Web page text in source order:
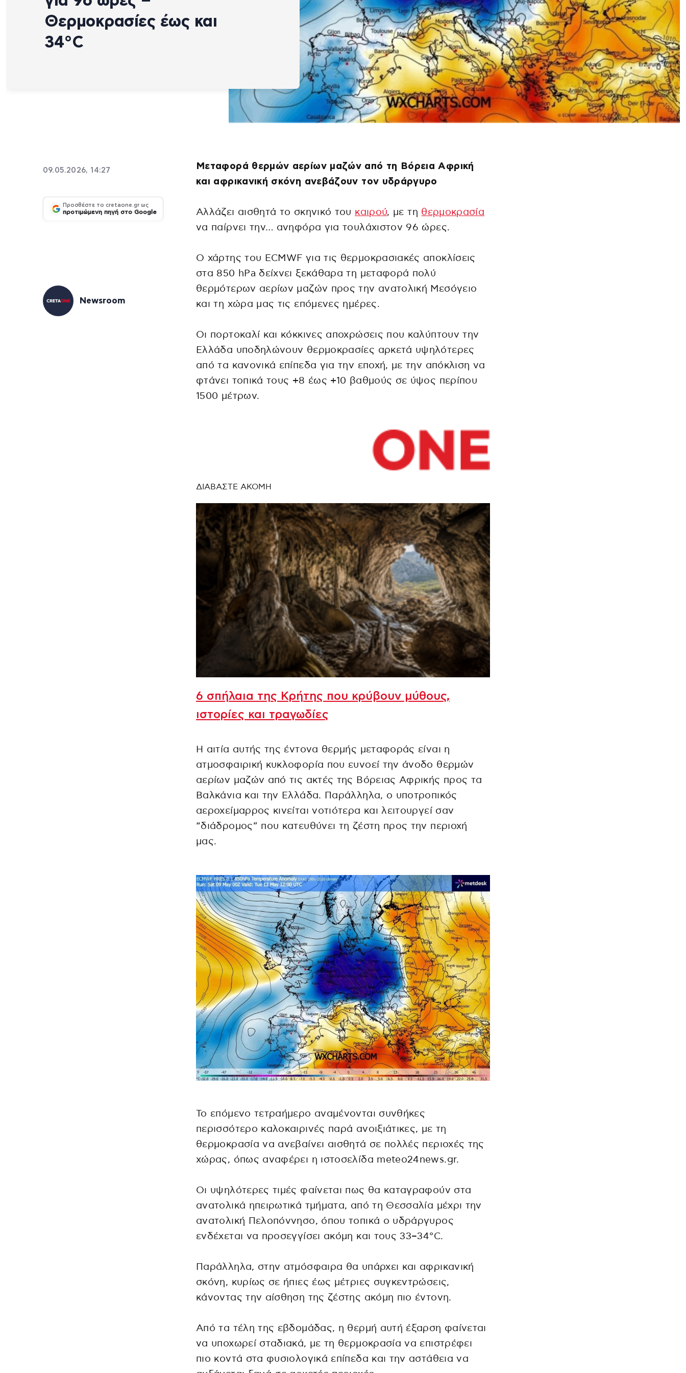
Θερμοκρασίες έως και
34°C
09.05.2026, 14:27
Προσθέστε το cretaone.gr ως
προτιμώμενη πηγή στο Google
Newsroom
Μεταφορά θερμών αερίων μαζών από τη Βόρεια Αφρική
και αφρικανική σκόνη ανεβάζουν τον υδράργυρο
Αλλάζει αισθητά το σκηνικό του καιρού, με τη θερμοκρασία
να παίρνει την… ανηφόρα για τουλάχιστον 96 ώρες.
Ο χάρτης του ECMWF για τις θερμοκρασιακές αποκλίσεις
στα 850 hPa δείχνει ξεκάθαρα τη μεταφορά πολύ
θερμότερων αερίων μαζών προς την ανατολική Μεσόγειο
και τη χώρα μας τις επόμενες ημέρες.
Οι πορτοκαλί και κόκκινες αποχρώσεις που καλύπτουν την
Ελλάδα υποδηλώνουν θερμοκρασίες αρκετά υψηλότερες
από τα κανονικά επίπεδα για την εποχή, με την απόκλιση να
φτάνει τοπικά τους +8 έως +10 βαθμούς σε ύψος περίπου
1500 μέτρων.
ΔΙΑΒΑΣΤΕ ΑΚΟΜΗ
6 σπήλαια της Κρήτης που κρύβουν μύθους,
ιστορίες και τραγωδίες
Η αιτία αυτής της έντονα θερμής μεταφοράς είναι η
ατμοσφαιρική κυκλοφορία που ευνοεί την άνοδο θερμών
αερίων μαζών από τις ακτές της Βόρειας Αφρικής προς τα
Βαλκάνια και την Ελλάδα. Παράλληλα, ο υποτροπικός
αεροχείμαρρος κινείται νοτιότερα και λειτουργεί σαν
“διάδρομος” που κατευθύνει τη ζέστη προς την περιοχή
μας.
Το επόμενο τετραήμερο αναμένονται συνθήκες
περισσότερο καλοκαιρινές παρά ανοιξιάτικες, με τη
θερμοκρασία να ανεβαίνει αισθητά σε πολλές περιοχές της
χώρας, όπως αναφέρει η ιστοσελίδα meteo24news.gr.
Οι υψηλότερες τιμές φαίνεται πως θα καταγραφούν στα
ανατολικά ηπειρωτικά τμήματα, από τη Θεσσαλία μέχρι την
ανατολική Πελοπόννησο, όπου τοπικά ο υδράργυρος
ενδέχεται να προσεγγίσει ακόμη και τους 33–34°C.
Παράλληλα, στην ατμόσφαιρα θα υπάρχει και αφρικανική
σκόνη, κυρίως σε ήπιες έως μέτριες συγκεντρώσεις,
κάνοντας την αίσθηση της ζέστης ακόμη πιο έντονη.
Από τα τέλη της εβδομάδας, η θερμή αυτή έξαρση φαίνεται
να υποχωρεί σταδιακά, με τη θερμοκρασία να επιστρέφει
πιο κοντά στα φυσιολογικά επίπεδα και την αστάθεια να